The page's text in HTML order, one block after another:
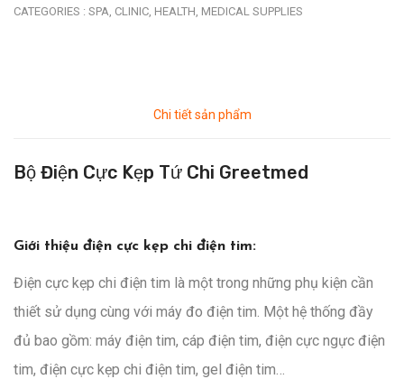
CATEGORIES : SPA, CLINIC, HEALTH, MEDICAL SUPPLIES
Chi tiết sản phẩm
Bộ Điện Cực Kẹp Tứ Chi Greetmed
Giới thiệu điện cực kẹp chi điện tim:
Điện cực kẹp chi điện tim là một trong những phụ kiện cần
thiết sử dụng cùng với máy đo điện tim. Một hệ thống đầy
đủ bao gồm: máy điện tim, cáp điện tim, điện cực ngực điện
tim, điện cực kẹp chi điện tim, gel điện tim…